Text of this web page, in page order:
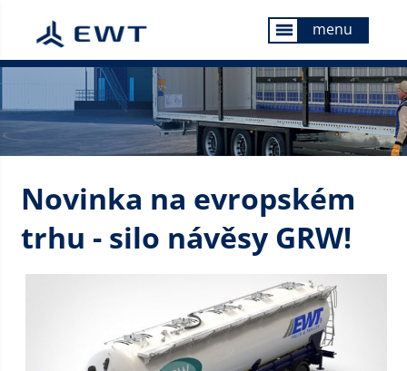
menu menu
Novinka na evropském
trhu - silo návěsy GRW!